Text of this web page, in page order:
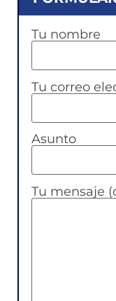
Tu nombre
Tu correo
Asunto
Tu mensaje